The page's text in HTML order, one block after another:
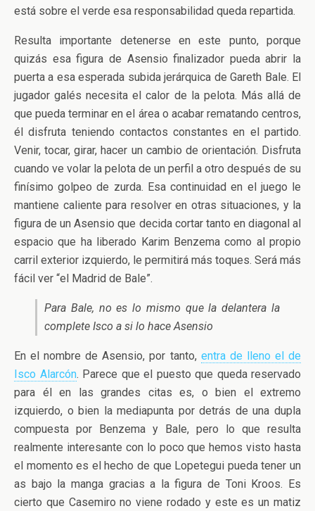
está sobre el verde esa responsabilidad queda repartida.
Resulta importante detenerse en este punto, porque
quizás esa figura de Asensio finalizador pueda abrir la
puerta a esa esperada subida jerárquica de Gareth Bale. El
jugador galés necesita el calor de la pelota. Más allá de
que pueda terminar en el área o acabar rematando centros,
él disfruta teniendo contactos constantes en el partido.
Venir, tocar, girar, hacer un cambio de orientación. Disfruta
cuando ve volar la pelota de un perfil a otro después de su
finísimo golpeo de zurda. Esa continuidad en el juego le
mantiene caliente para resolver en otras situaciones, y la
figura de un Asensio que decida cortar tanto en diagonal al
espacio que ha liberado Karim Benzema como al propio
carril exterior izquierdo, le permitirá más toques. Será más
fácil ver “el Madrid de Bale”.
Para Bale, no es lo mismo que la delantera la
complete Isco a si lo hace Asensio
En el nombre de Asensio, por tanto, entra de lleno el de
Isco Alarcón. Parece que el puesto que queda reservado
para él en las grandes citas es, o bien el extremo
izquierdo, o bien la mediapunta por detrás de una dupla
compuesta por Benzema y Bale, pero lo que resulta
realmente interesante con lo poco que hemos visto hasta
el momento es el hecho de que Lopetegui pueda tener un
as bajo la manga gracias a la figura de Toni Kroos. Es
cierto que Casemiro no viene rodado y este es un matiz